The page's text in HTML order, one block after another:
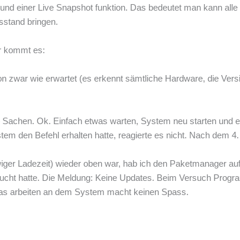
einer Live Snapshot funktion. Das bedeutet man kann
bringen.
kommt es:
zwar wie erwartet (es erkennt sämtliche Hardware, die
Ok. Einfach etwas warten, System neu starten und
den Befehl erhalten hatte, reagierte es nicht. Nach dem
Ladezeit) wieder oben war, hab ich den Paketmanager
hatte. Die Meldung: Keine Updates. Beim Versuch
arbeiten an dem System macht keinen Spass.